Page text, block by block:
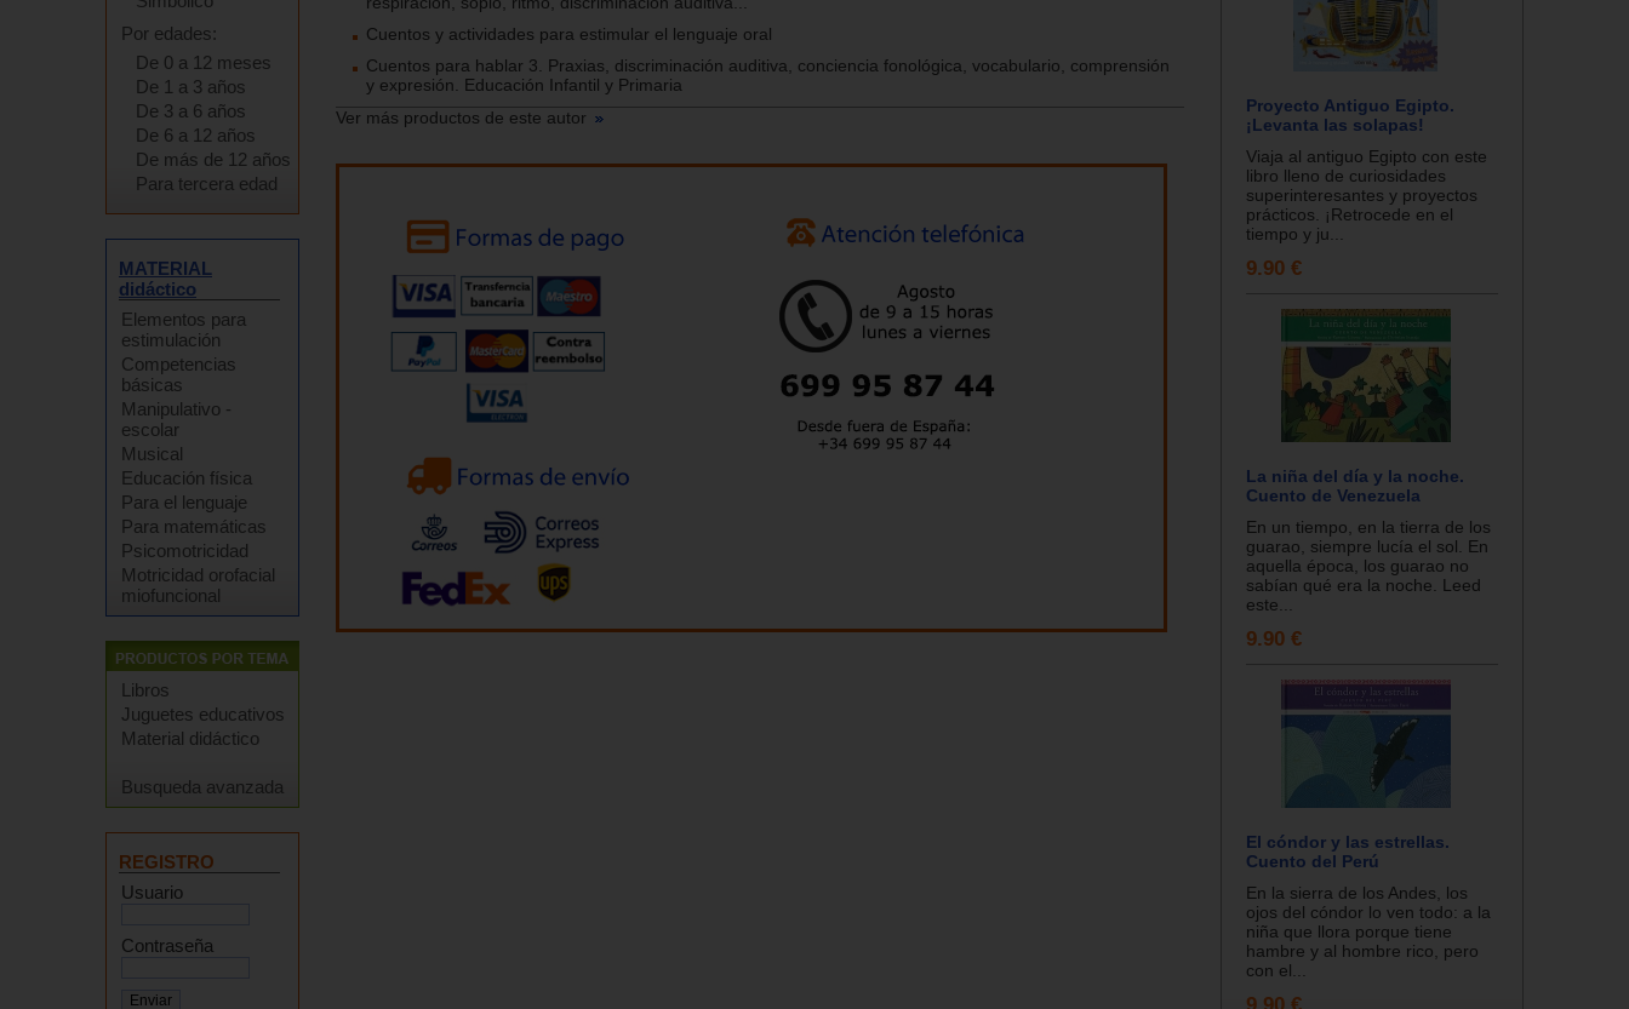
Por edades:
De 0 a 12 meses
De 1 a 3 años
De 3 a 6 años
De 6 a 12 años
De más de 12 años
Para tercera edad
MATERIAL
didáctico
Elementos para
estimulación
Competencias
básicas
Manipulativo -
escolar
Musical
Educación física
Para el lenguaje
Para matemáticas
Psicomotricidad
Motricidad orofacial
miofuncional
Libros
Juguetes educativos
Material didáctico
Busqueda avanzada
REGISTRO
Usuario
Contraseña
Cuentos y actividades para estimular el lenguaje oral
Cuentos para hablar 3. Praxias, discriminación auditiva, conciencia fonológica, vocabulario, comprensión
y expresión. Educación Infantil y Primaria
Ver más productos de este autor
Proyecto Antiguo Egipto.
¡Levanta las solapas!
Viaja al antiguo Egipto con este
libro lleno de curiosidades
superinteresantes y proyectos
prácticos. ¡Retrocede en el
tiempo y ju...
9.90 €
La niña del día y la noche.
Cuento de Venezuela
En un tiempo, en la tierra de los
guarao, siempre lucía el sol. En
aquella época, los guarao no
sabían qué era la noche. Leed
este...
9.90 €
El cóndor y las estrellas.
Cuento del Perú
En la sierra de los Andes, los
ojos del cóndor lo ven todo: a la
niña que llora porque tiene
hambre y al hombre rico, pero
con el...
9.90 €